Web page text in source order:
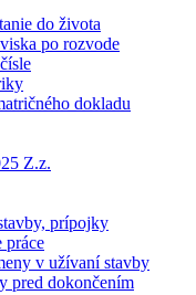
do života
po rozvode
dokladu
Z.z.
prípojky
práce
v užívaní stavby
pred dokončením